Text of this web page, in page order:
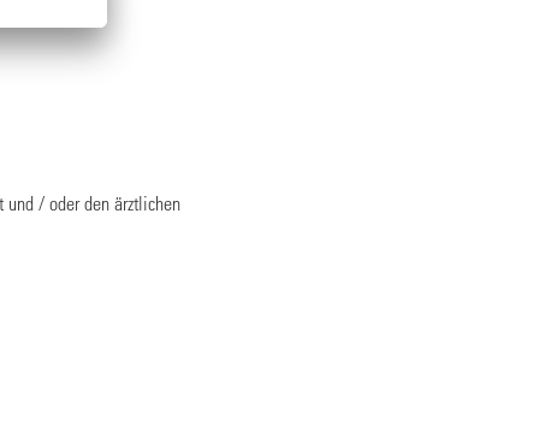
/ oder den ärztlichen